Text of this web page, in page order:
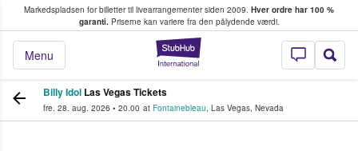
Markedspladsen for billetter til livearrangementer siden 2009. Hver ordre har 100 %
garanti.Priserne kan variere fra den pålydende værdi.
StubHub - Hvor
Menu
køber og sælger billetter
Billy Idol Las Vegas Tickets
fre. 28. aug. 2026 • 20.00 at Fontainebleau, Las Vegas, Nevada